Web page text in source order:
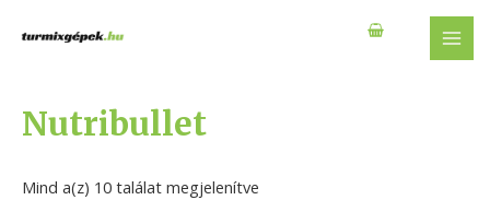
Nutribullet
Mind a(z) 10 találat megjelenítve